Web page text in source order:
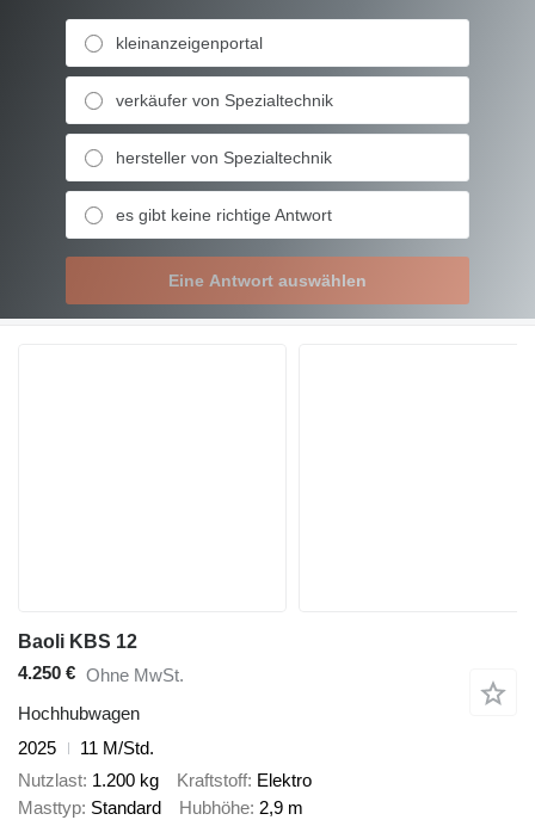
kleinanzeigenportal
verkäufer von Spezialtechnik
hersteller von Spezialtechnik
es gibt keine richtige Antwort
Eine Antwort auswählen
Baoli KBS 12
4.250 € Ohne MwSt.
Hochhubwagen
2025
11 M/Std.
Nutzlast 1.200 kg Kraftstoff Elektro
Masttyp Standard Hubhöhe 2,9 m